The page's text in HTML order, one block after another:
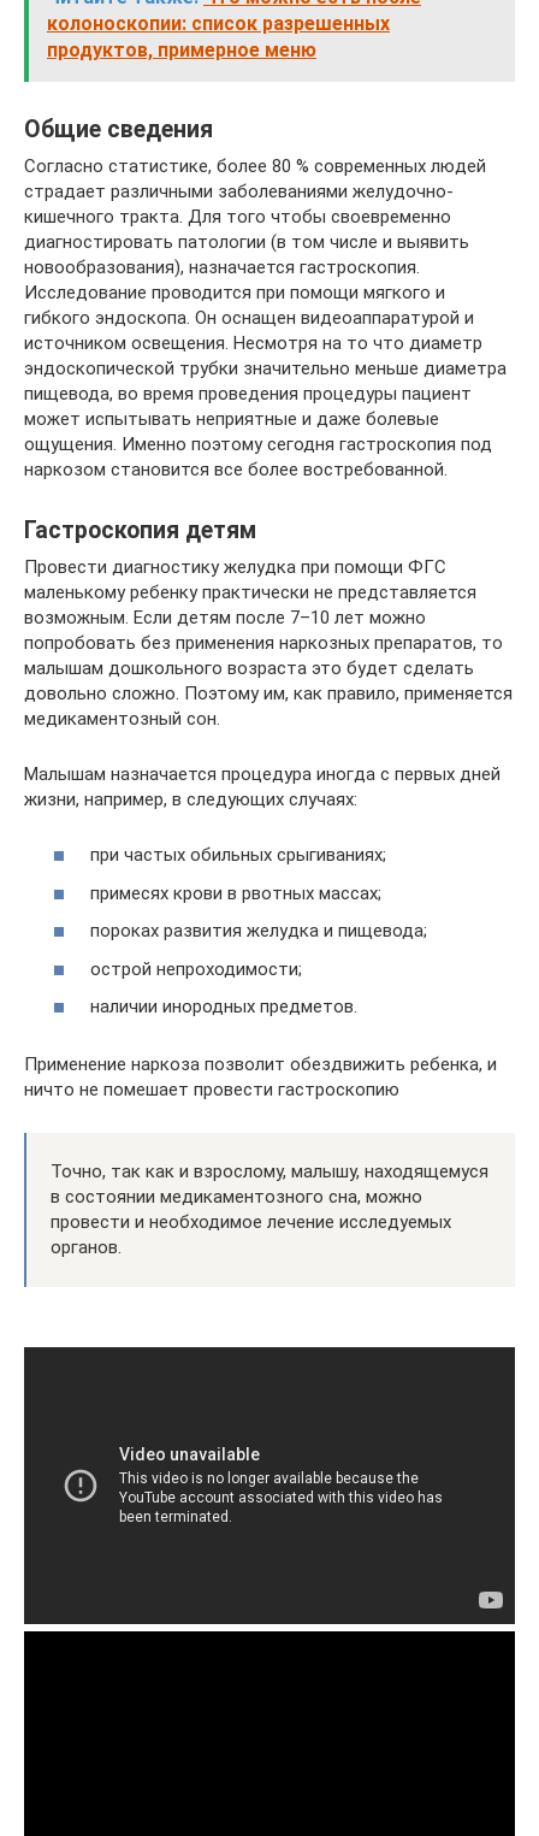
колоноскопии: список разрешенных
продуктов, примерное меню
Общие сведения
Согласно статистике, более 80 % современных людей
страдает различными заболеваниями желудочно-
кишечного тракта. Для того чтобы своевременно
диагностировать патологии (в том числе и выявить
новообразования), назначается гастроскопия.
Исследование проводится при помощи мягкого и
гибкого эндоскопа. Он оснащен видеоаппаратурой и
источником освещения. Несмотря на то что диаметр
эндоскопической трубки значительно меньше диаметра
пищевода, во время проведения процедуры пациент
может испытывать неприятные и даже болевые
ощущения. Именно поэтому сегодня гастроскопия под
наркозом становится все более востребованной.
Гастроскопия детям
Провести диагностику желудка при помощи ФГС
маленькому ребенку практически не представляется
возможным. Если детям после 7–10 лет можно
попробовать без применения наркозных препаратов, то
малышам дошкольного возраста это будет сделать
довольно сложно. Поэтому им, как правило, применяется
медикаментозный сон.
Малышам назначается процедура иногда с первых дней
жизни, например, в следующих случаях:
при частых обильных срыгиваниях;
примесях крови в рвотных массах;
пороках развития желудка и пищевода;
острой непроходимости;
наличии инородных предметов.
Применение наркоза позволит обездвижить ребенка, и
ничто не помешает провести гастроскопию
Точно, так как и взрослому, малышу, находящемуся
в состоянии медикаментозного сна, можно
провести и необходимое лечение исследуемых
органов.